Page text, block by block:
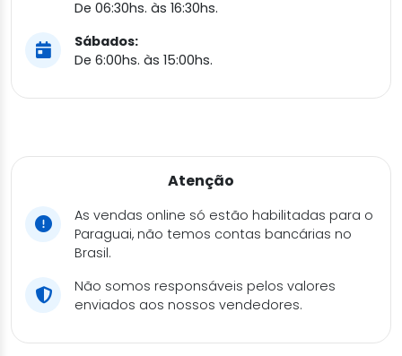
De 06:30hs. às 16:30hs.
Sábados:
De 6:00hs. às 15:00hs.
Atenção
As vendas online só estão habilitadas para o
Paraguai, não temos contas bancárias no
Brasil.
Não somos responsáveis pelos valores
enviados aos nossos vendedores.